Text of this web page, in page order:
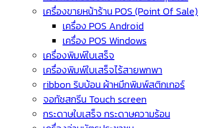
เครื่องขายหน้าร้าน POS (Point Of Sale)
เครื่อง POS Android
เครื่อง POS Windows
เครื่องพิมพ์ใบเสร็จ
เครื่องพิมพ์ใบเสร็จไร้สายพกพา
ribbon ริบบ้อน ผ้าหมึกพิมพ์สติกเกอร์
จอทัชสกรีน Touch screen
กระดาษใบเสร็จ กระดาษความร้อน